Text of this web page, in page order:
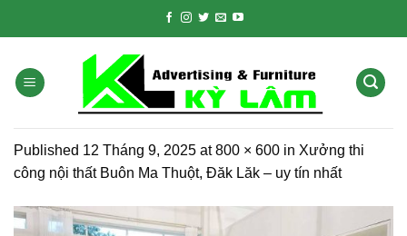
Published 12 Tháng 9, 2025 at800 × 600 in Xưởng thi
công nội thất Buôn Ma Thuột, Đăk Lăk – uy tín nhất